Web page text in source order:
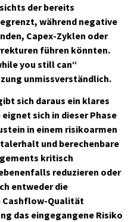
der bereits
während negative
Capex-Zyklen oder
führen könnten.
you still can“
unmissverständlich.
sich daraus ein klares
sich in dieser Phase
in einem risikoarmen
und berechenbare
kritisch
reduzieren oder
entweder die
Cashflow-Qualität
das eingegangene Risiko